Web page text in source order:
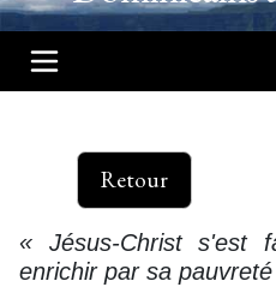
Retour
« Jésus-Christ s'est
enrichir par sa